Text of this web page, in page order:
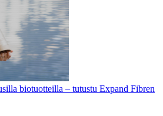
biotuotteilla – tutustu Expand Fibren